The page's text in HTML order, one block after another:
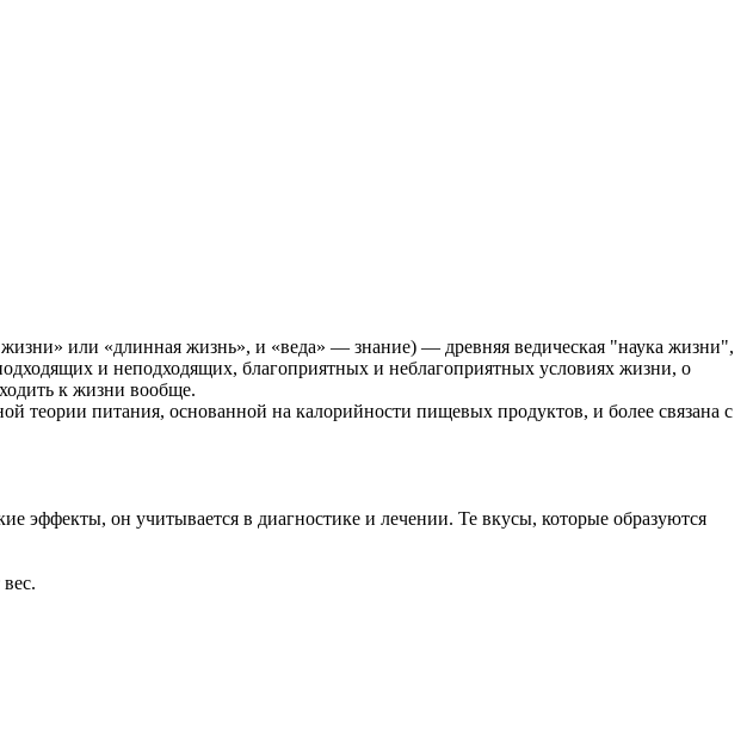
или «длинная жизнь», и «веда» — знание) — древняя ведическая "наука жизни",
и неподходящих, благоприятных и неблагоприятных условиях жизни, о
к жизни вообще.
теории питания, основанной на калорийности пищевых продуктов, и более связана с
эффекты, он учитывается в диагностике и лечении. Те вкусы, которые образуются